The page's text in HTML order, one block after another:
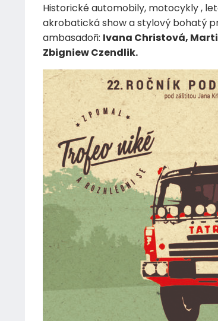
Historické automobily, motocykly ,
akrobatická show a stylový bohatý
ambasadoři: Ivana Christová,
Zbigniew Czendlik.